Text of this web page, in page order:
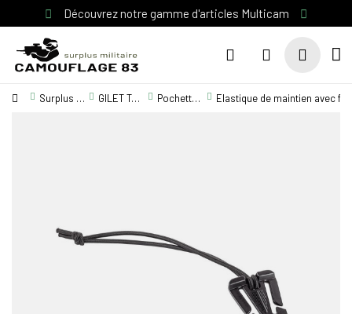
Découvrez notre gamme d'articles Multicam
Surplus Militaire GILET TACTIQUE / EQUIPEMENT Pochettes M.O.L.L.E Elastique de maintien avec